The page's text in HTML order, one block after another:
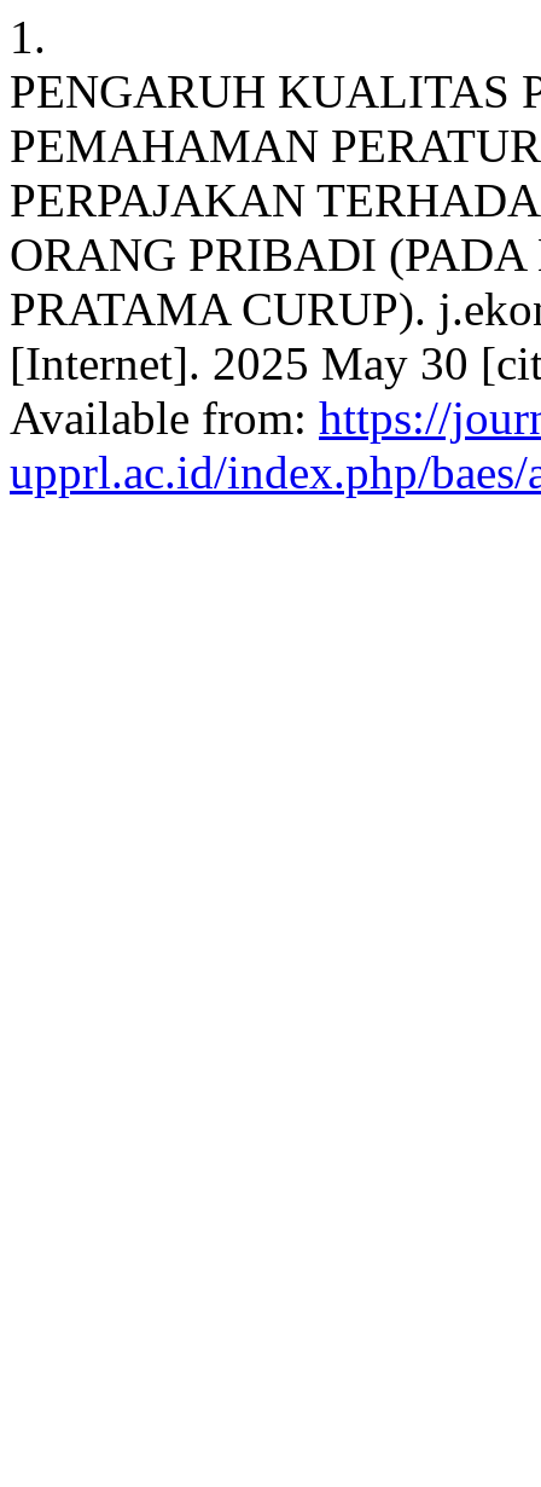
1.
PENGARUH KUALITAS
PEMAHAMAN
PERPAJAKAN
ORANG PRIBADI
PRATAMA CURUP).
[Internet]. 2025 May 30
Available from: https://
upprl.ac.id/index.php/